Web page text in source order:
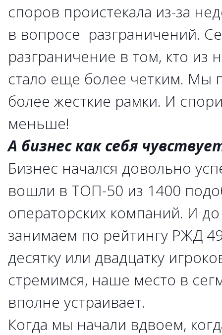
споров проистекала из-за
в вопросе разграничений.
разграничение в том, кто из
стало еще более четким. Мы
более жесткие рамки. И
меньше!
А бизнес как себя
Бизнес начался довольно
вошли в ТОП-50 из 1400
операторских компаний. И
занимаем по рейтингу РЖД
десятку или двадцатку
стремимся, наше место в
вполне устраивает.
Когда мы начали вдвоем,